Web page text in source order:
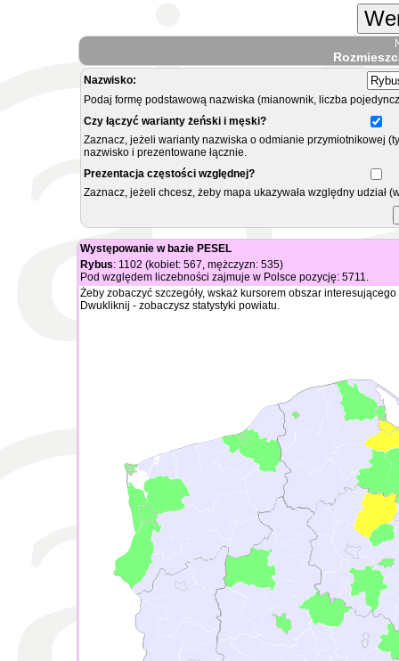
Nazwisko:
Podaj formę podstawową nazwiska (mianownik, liczba
Czy łączyć warianty żeński i męski?
Zaznacz, jeżeli warianty nazwiska o odmianie przymiotnikowej
nazwisko i prezentowane łącznie.
Prezentacja częstości względnej?
Zaznacz, jeżeli chcesz, żeby mapa ukazywała względny
Występowanie w bazie PESEL
Rybus: 1102 (kobiet: 567, mężczyzn: 535)
Pod względem liczebności zajmuje w Polsce pozycję: 5711.
Żeby zobaczyć szczegóły, wskaż kursorem obszar
Dwukliknij - zobaczysz statystyki powiatu.